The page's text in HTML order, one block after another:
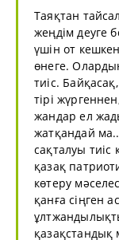
Таяқтан
жеңдім деуге
үшін от кешкен
өнеге.
тиіс.
тірі
жандар ел
жатқандай
сақталуы тиіс
қазақ
көтеру
қанға сіңген
қазақстандық